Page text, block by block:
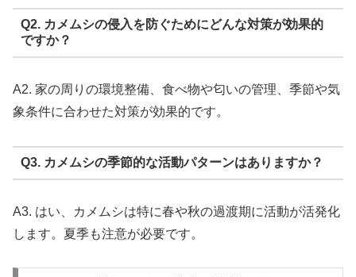
Q2. カメムシの侵入を防ぐためにどんな対策が効果的
ですか？
A2. 家の周りの環境整備、食べ物や匂いの管理、季節や気
象条件に合わせた対策が効果的です。
Q3. カメムシの季節的な活動パターンはありますか？
A3. はい、カメムシは特に春や秋の過渡期に活動が活発化
します。夏季も注意が必要です。